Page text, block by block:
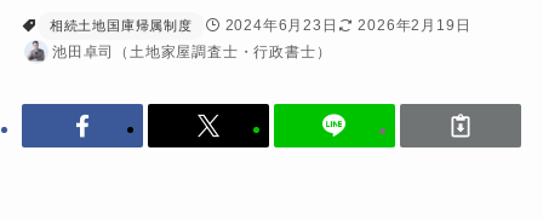
相続土地国庫帰属制度 2024年6月23日
2026年2月19日
池田卓司（土地家屋調査士・行政書士）